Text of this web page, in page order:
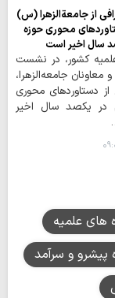
از جامعة‌الزهرا (س)
محوری حوزه
سال اخیر است
کشور، در نشست
معاونان جامعه‌الزهرا،
از دستاوردهای محوری
در یکصد سال اخیر
های علمیه
پیشرو و سرآمد